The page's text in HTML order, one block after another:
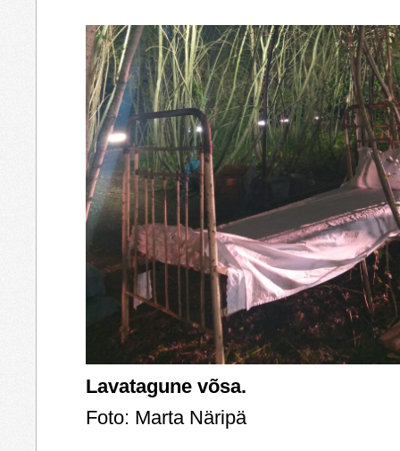
Lavatagune võsa.
Foto: Marta Näripä